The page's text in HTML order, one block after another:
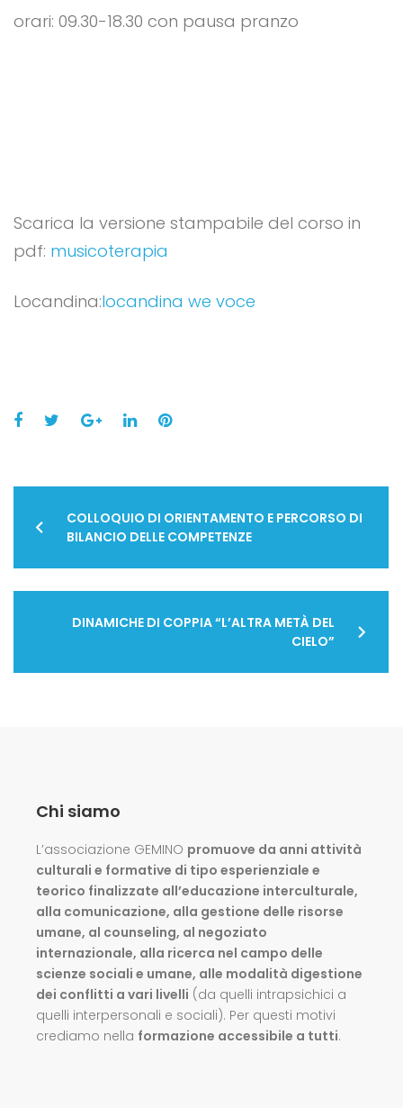
orari: 09.30-18.30 con pausa pranzo
Scarica la versione stampabile del corso in
pdf: musicoterapia
Locandina:locandina we voce
Facebook
TwitterGoogle+
LinkedInPinterest
Navigazione
articoli
COLLOQUIO DI ORIENTAMENTO E PERCORSO DI
BILANCIO DELLE COMPETENZE
DINAMICHE DI COPPIA “L’ALTRA METÀ DEL
CIELO”
Chi siamo
L’associazione GEMINO promuove da anni attività
culturali e formative di tipo esperienziale e
teorico finalizzate all’educazione interculturale,
alla comunicazione, alla gestione delle risorse
umane, al counseling, al negoziato
internazionale, alla ricerca nel campo delle
scienze sociali e umane, alle modalità digestione
dei conflitti a vari livelli (da quelli intrapsichici a
quelli interpersonali e sociali). Per questi motivi
crediamo nella formazione accessibile a tutti.